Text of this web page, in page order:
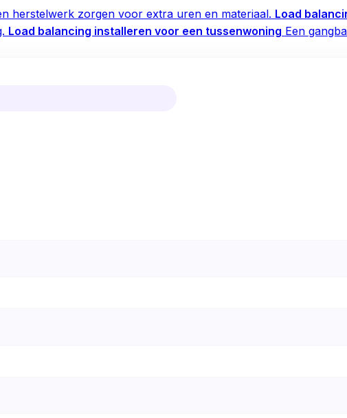
herstelwerk zorgen voor extra uren en materiaal. Load
Load balancing installeren voor een tussenwoning Een